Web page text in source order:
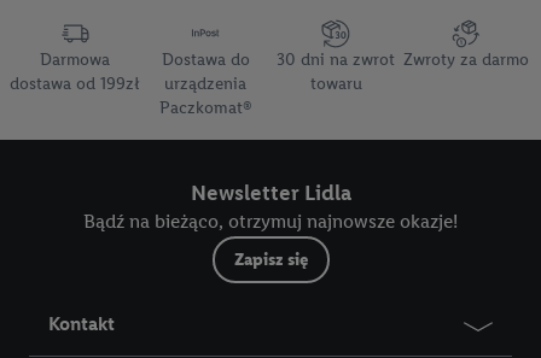
Darmowa
dostawa od 199zł
Dostawa do
urządzenia
Paczkomat®
30 dni na zwrot
towaru
Zwroty za darmo
Newsletter Lidla
Bądź na bieżąco, otrzymuj najnowsze okazje!
Zapisz się
Kontakt